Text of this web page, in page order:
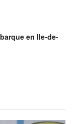
en Ile-de-